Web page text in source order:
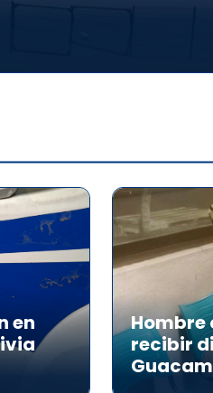
en
Hombre
recibir